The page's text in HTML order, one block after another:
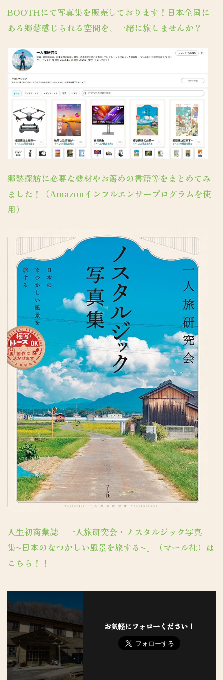
BOOTHにて写真集を販売しております！日本全国に
ある郷愁感じられる空間を、一緒に旅しませんか？
郷愁探訪に必要な機材やお薦めの書籍等をまとめてみ
ました！（Amazonインフルエンサープログラムを使
用）
人生初商業誌「一人旅研究会・ノスタルジック写真
集〜日本のなつかしい風景を旅する〜」（マール社）は
こちら！！
お気軽にフォローください！